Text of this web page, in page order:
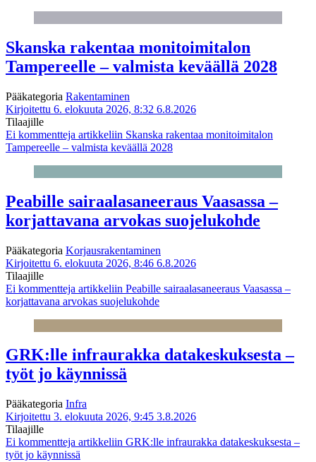
Skanska rakentaa monitoimitalon
Tampereelle – valmista keväällä 2028
Pääkategoria Rakentaminen
Kirjoitettu 6. elokuuta 2026, 8:32 6.8.2026
Tilaajille
Ei kommentteja artikkeliin Skanska rakentaa monitoimitalon
Tampereelle – valmista keväällä 2028
Peabille sairaalasaneeraus Vaasassa –
korjattavana arvokas suojelukohde
Pääkategoria Korjausrakentaminen
Kirjoitettu 6. elokuuta 2026, 8:46 6.8.2026
Tilaajille
Ei kommentteja artikkeliin Peabille sairaalasaneeraus Vaasassa –
korjattavana arvokas suojelukohde
GRK:lle infraurakka datakeskuksesta –
työt jo käynnissä
Pääkategoria Infra
Kirjoitettu 3. elokuuta 2026, 9:45 3.8.2026
Tilaajille
Ei kommentteja artikkeliin GRK:lle infraurakka datakeskuksesta –
työt jo käynnissä